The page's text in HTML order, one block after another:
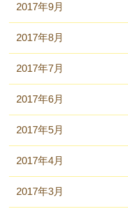
2017年9月
2017年8月
2017年7月
2017年6月
2017年5月
2017年4月
2017年3月